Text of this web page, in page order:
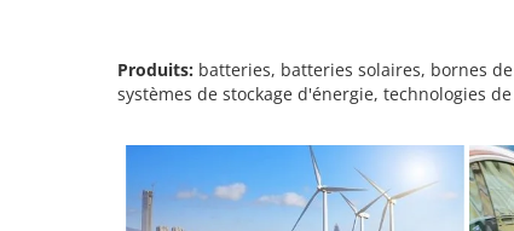
Produits: batteries, batteries solaires, bornes
systèmes de stockage d'énergie, technologies